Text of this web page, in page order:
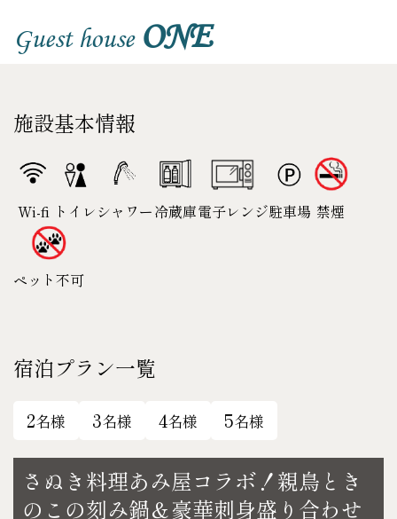
Guest house ONE
施設基本情報
Wi-fi トイレシャワー冷蔵庫電子レンジ駐車場 禁煙
ペット不可
宿泊プラン一覧
2名様 3名様 4名様 5名様
さぬき料理あみ屋コラボ！親鳥とき
のこの刻み鍋＆豪華刺身盛り合わせ